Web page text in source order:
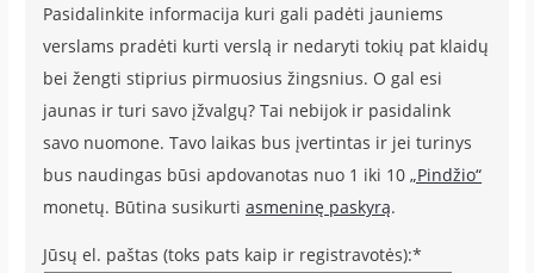
Pasidalinkite informacija kuri gali padėti jauniems
verslams pradėti kurti verslą ir nedaryti tokių pat klaidų
bei žengti stiprius pirmuosius žingsnius. O gal esi
jaunas ir turi savo įžvalgų? Tai nebijok ir pasidalink
savo nuomone. Tavo laikas bus įvertintas ir jei turinys
bus naudingas būsi apdovanotas nuo 1 iki 10„Pindžio“
monetų. Būtina susikurtiasmeninę paskyrą.
Jūsų el. paštas (toks pats kaip ir registravotės):*